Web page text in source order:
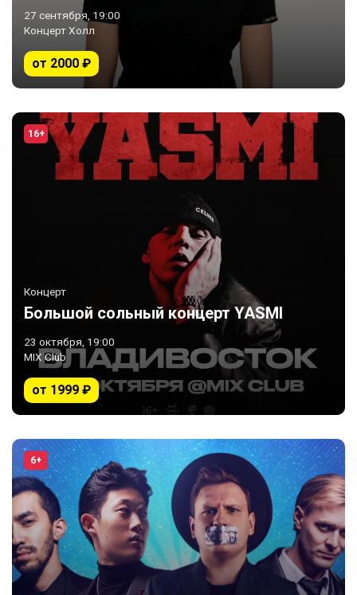
27 сентября, 19:00
Концерт Холл
от 2000 ₽
16+
Концерт
Большой сольный концерт YASMI
23 октября, 19:00
MIX Club
от 1999 ₽
6+